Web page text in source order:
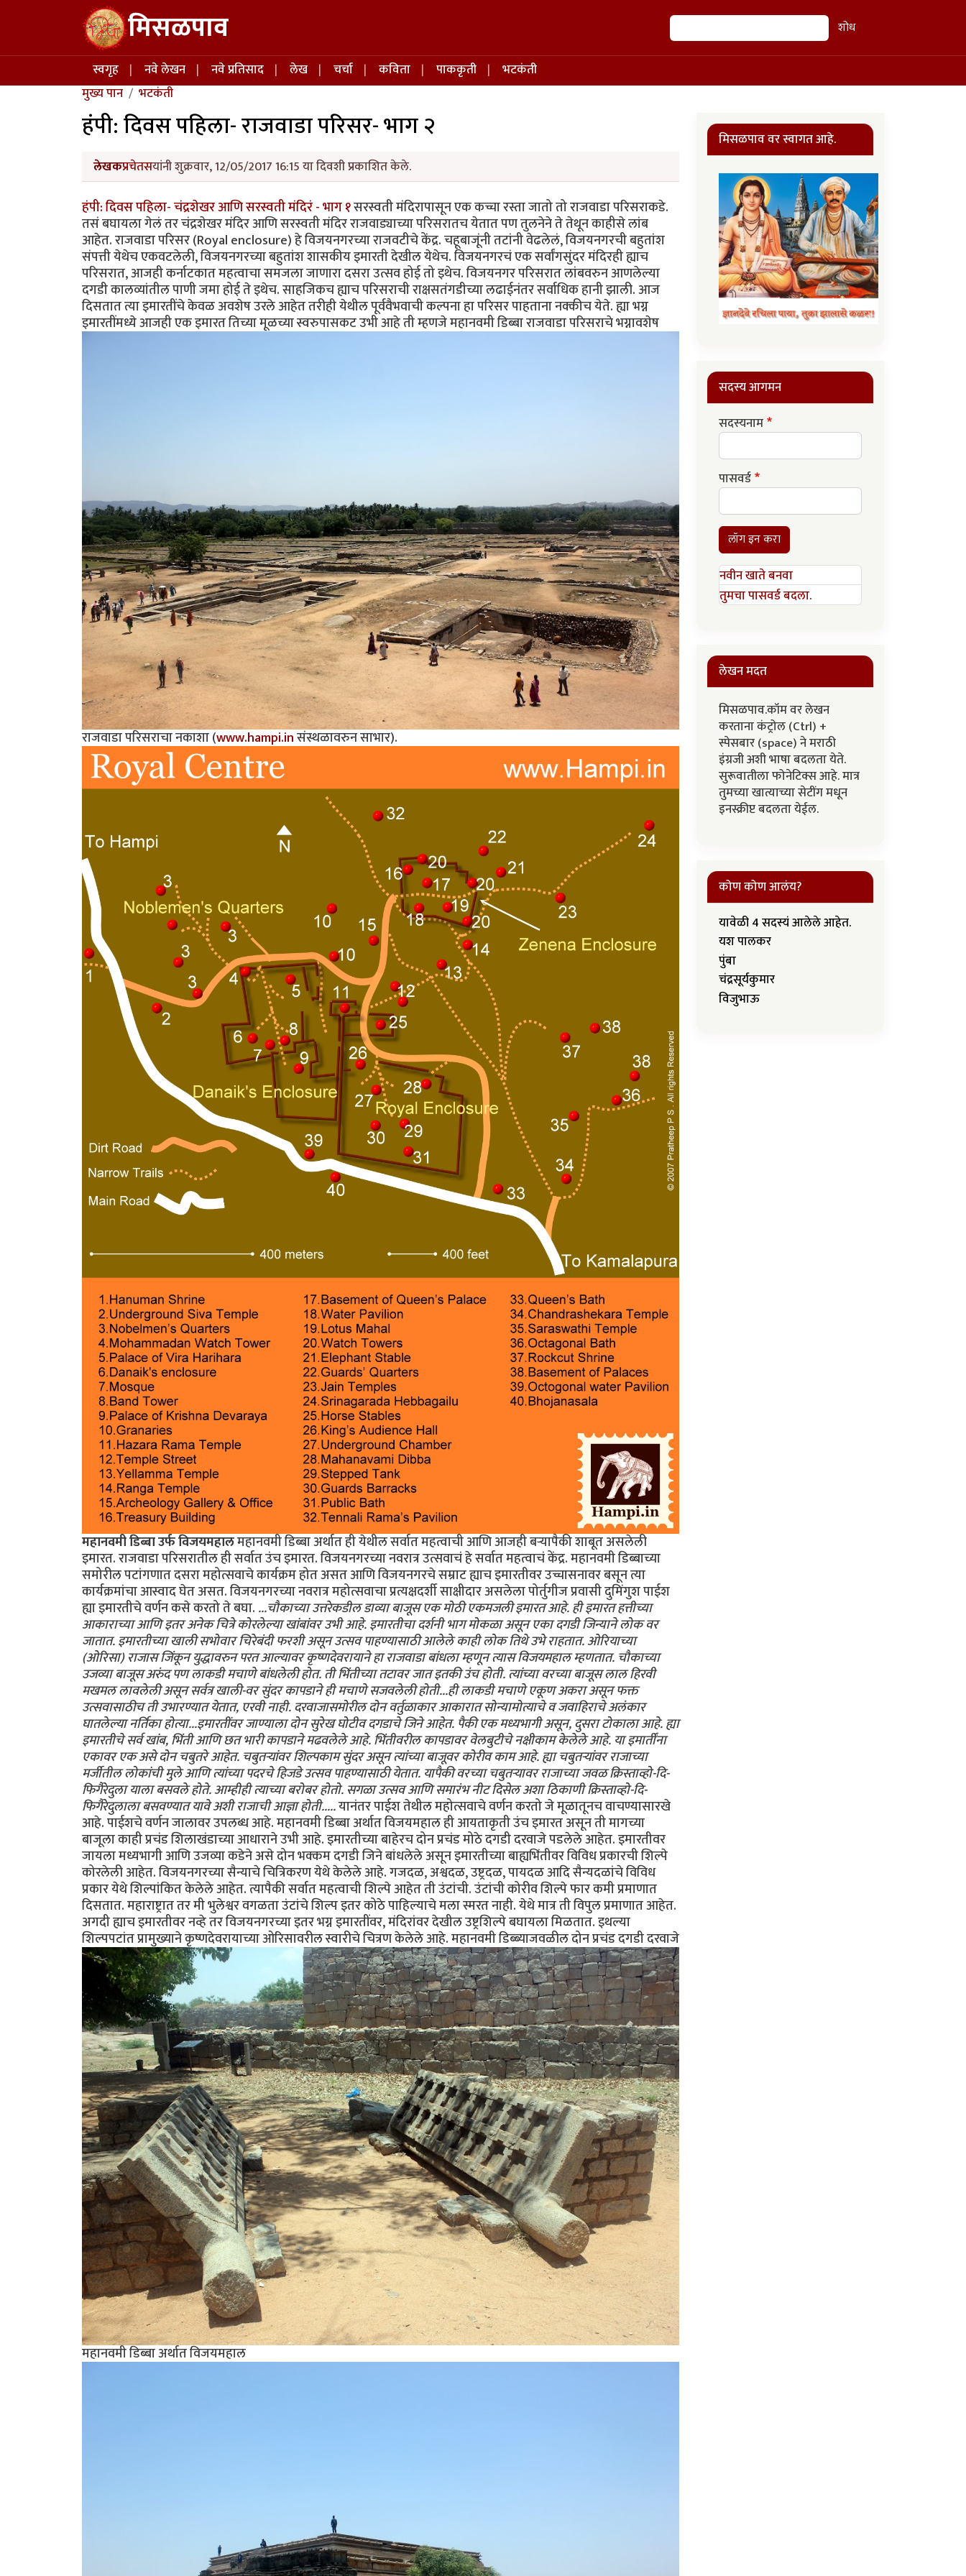
Skip to main content मिसळपाव शोध शोध
Main navigation
स्वगृह नवे लेखन नवे प्रतिसाद लेख चर्चा कविता पाककृती
भटकंती
मुख्य पान
भटकंती
हंपी: दिवस पहिला- राजवाडा परिसर- भाग २
लेखकप्रचेतसयांनी शुक्रवार, 12/05/2017 16:15 या दिवशी प्रकाशित केले.
हंपी: दिवस पहिला- चंद्रशेखर आणि सरस्वती मंदिरं - भाग १सरस्वती मंदिरापासून एक कच्चा रस्ता जातो तो राजवाडा परिसराकडे.
तसं बघायला गेलं तर चंद्रशेखर मंदिर आणि सरस्वती मंदिर राजवाड्याच्या परिसरातच येतात पण तुलनेने ते तेथून काहीसे लांब
आहेत. राजवाडा परिसर (Royal enclosure) हे विजयनगरच्या राजवटीचे केंद्र. चहूबाजूंनी तटांनी वेढलेलं, विजयनगरची बहुतांश
संपत्ती येथेच एकवटलेली, विजयनगरच्या बहुतांश शासकीय इमारती देखील येथेच. विजयनगरचं एक सर्वांगसुंदर मंदिरही ह्याच
परिसरात, आजही कर्नाटकात महत्वाचा समजला जाणारा दसरा उत्सव होई तो इथेच. विजयनगर परिसरात लांबवरुन आणलेल्या
दगडी कालव्यांतील पाणी जमा होई ते इथेच. साहजिकच ह्याच परिसराची राक्षसतंगडीच्या लढाईनंतर सर्वाधिक हानी झाली. आज
दिसतात त्या इमारतींचे केवळ अवशेष उरले आहेत तरीही येथील पूर्ववैभवाची कल्पना हा परिसर पाहताना नक्कीच येते. ह्या भग्न
इमारतींमध्ये आजही एक इमारत तिच्या मूळच्या स्वरुपासकट उभी आहे ती म्हणजे महानवमी डिब्बा राजवाडा परिसराचे भग्नावशेष
राजवाडा परिसराचा नकाशा (www.hampi.inसंस्थळावरुन साभार).
महानवमी डिब्बा उर्फ विजयमहालमहानवमी डिब्बा अर्थात ही येथील सर्वात महत्वाची आणि आजही बर्‍यापैकी शाबूत असलेली
इमारत. राजवाडा परिसरातील ही सर्वात उंच इमारत. विजयनगरच्या नवरात्र उत्सवाचं हे सर्वात महत्वाचं केंद्र. महानवमी डिब्बाच्या
समोरील पटांगणात दसरा महोत्सवाचे कार्यक्रम होत असत आणि विजयनगरचे सम्राट ह्याच इमारतीवर उच्चासनावर बसून त्या
कार्यक्रमांचा आस्वाद घेत असत. विजयनगरच्या नवरात्र महोत्सवाचा प्रत्यक्षदर्शी साक्षीदार असलेला पोर्तुगीज प्रवासी दुमिंगुश पाईश
ह्या इमारतीचे वर्णन कसे करतो ते बघा....चौकाच्या उत्तरेकडील डाव्या बाजूस एक मोठी एकमजली इमारत आहे. ही इमारत हत्तीच्या
आकाराच्या आणि इतर अनेक चित्रे कोरलेल्या खांबांवर उभी आहे. इमारतीचा दर्शनी भाग मोकळा असून एका दगडी जिन्याने लोक वर
जातात. इमारतीच्या खाली सभोवार चिरेबंदी फरशी असून उत्सव पाहण्यासाठी आलेले काही लोक तिथे उभे राहतात. ओरियाच्या
(ओरिसा) राजास जिंकून युद्धावरुन परत आल्यावर कृष्णदेवरायाने हा राजवाडा बांधला म्हणून त्यास विजयमहाल म्हणतात. चौकाच्या
उजव्या बाजूस अरुंद पण लाकडी मचाणे बांधलेली होत. ती भिंतीच्या तटावर जात इतकी उंच होती. त्यांच्या वरच्या बाजूस लाल हिरवी
मखमल लावलेली असून सर्वत्र खाली-वर सुंदर कापडाने ही मचाणे सजवलेली होती...ही लाकडी मचाणे एकूण अकरा असून फक्त
उत्सवासाठीच ती उभारण्यात येतात, एरवी नाही. दरवाजासमोरील दोन वर्तुळाकार आकारात सोन्यामोत्याचे व जवाहिराचे अलंकार
घातलेल्या नर्तिका होत्या...इमारतींवर जाण्याला दोन सुरेख घोटीव दगडाचे जिने आहेत. पैकी एक मध्यभागी असून, दुसरा टोकाला आहे. ह्या
इमारतीचे सर्व खांब, भिंती आणि छत भारी कापडाने मढवलेले आहे. भिंतीवरील कापडावर वेलबुटीचे नक्षीकाम केलेले आहे. या इमार्तींना
एकावर एक असे दोन चबुतरे आहेत. चबुतर्‍यांवर शिल्पकाम सुंदर असून त्यांच्या बाजूवर कोरीव काम आहे. ह्या चबुतर्‍यांवर राजाच्या
मर्जीतील लोकांची मुले आणि त्यांच्या पदरचे हिजडे उत्सव पाहण्यासाठी येतात. यापैकी वरच्या चबुतर्‍यावर राजाच्या जवळ क्रिस्ताव्हो-दि-
फिगैरेदुला याला बसवले होते. आम्हीही त्याच्या बरोबर होतो. सगळा उत्सव आणि समारंभ नीट दिसेल अशा ठिकाणी क्रिस्ताव्हो-दि-
फिगैरेदुलाला बसवण्यात यावे अशी राजाची आज्ञा होती.....यानंतर पाईश तेथील महोत्सवाचे वर्णन करतो जे मूळातूनच वाचण्यासारखे
आहे. पाईशचे वर्णन जालावर उपलब्ध आहे. महानवमी डिब्बा अर्थात विजयमहाल ही आयताकृती उंच इमारत असून ती मागच्या
बाजूला काही प्रचंड शिलाखंडाच्या आधाराने उभी आहे. इमारतीच्या बाहेरच दोन प्रचंड मोठे दगडी दरवाजे पडलेले आहेत. इमारतीवर
जायला मध्यभागी आणि उजव्या कडेने असे दोन भक्कम दगडी जिने बांधलेले असून इमारतीच्या बाह्यभिंतीवर विविध प्रकारची शिल्पे
कोरलेली आहेत. विजयनगरच्या सैन्याचे चित्रिकरण येथे केलेले आहे. गजदळ, अश्वदळ, उष्ट्रदळ, पायदळ आदि सैन्यदळांचे विविध
प्रकार येथे शिल्पांकित केलेले आहेत. त्यापैकी सर्वात महत्वाची शिल्पे आहेत ती उंटांची. उंटांची कोरीव शिल्पे फार कमी प्रमाणात
दिसतात. महाराष्ट्रात तर मी भुलेश्वर वगळता उंटांचे शिल्प इतर कोठे पाहिल्याचे मला स्मरत नाही. येथे मात्र ती विपुल प्रमाणात आहेत.
अगदी ह्याच इमारतीवर नव्हे तर विजयनगरच्या इतर भग्न इमारतींवर, मंदिरांवर देखील उष्ट्रशिल्पे बघायला मिळतात. इथल्या
शिल्पपटांत प्रामुख्याने कृष्णदेवरायाच्या ओरिसावरील स्वारीचे चित्रण केलेले आहे. महानवमी डिब्ब्याजवळील दोन प्रचंड दगडी दरवाजे
महानवमी डिब्बा अर्थात विजयमहाल
मिसळपाव वर स्वागत आहे.
सदस्य आगमन
सदस्यनाम
पासवर्ड
लॉग इन करा
नवीन खाते बनवा
तुमचा पासवर्ड बदला.
लेखन मदत
मिसळपाव.कॉम वर लेखन
करताना कंट्रोल (Ctrl) +
स्पेसबार (space) ने मराठी
इंग्रजी अशी भाषा बदलता येते.
सुरूवातीला फोनेटिक्स आहे. मात्र
तुमच्या खात्याच्या सेटींग मधून
इनस्क्रीप्ट बदलता येईल.
कोण कोण आलंय?
यावेळी 4 सदस्यं आलेले आहेत.
यश पालकर
पुंबा
चंद्रसूर्यकुमार
विजुभाऊ